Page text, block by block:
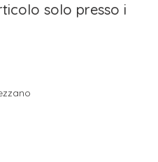
solo presso i